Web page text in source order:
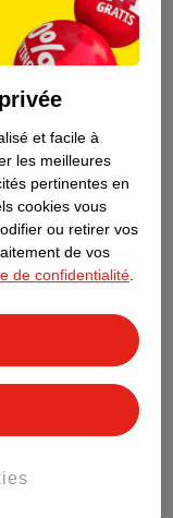
et facile à
les meilleures
pertinentes en
cookies vous
ou retirer vos
de vos
de confidentialité.